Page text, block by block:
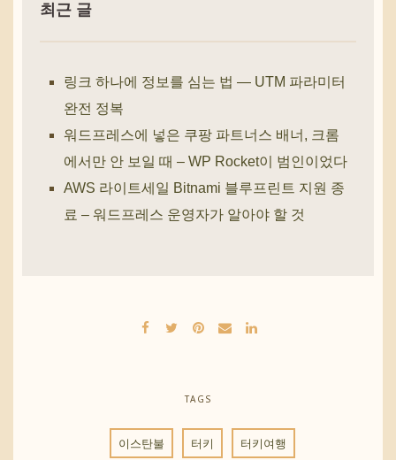
최근 글
링크 하나에 정보를 심는 법 — UTM 파라미터
완전 정복
워드프레스에 넣은 쿠팡 파트너스 배너, 크롬
에서만 안 보일 때 – WP Rocket이 범인이었다
AWS 라이트세일 Bitnami 블루프린트 지원 종
료 – 워드프레스 운영자가 알아야 할 것
TAGS
이스탄불 터키 터키여행